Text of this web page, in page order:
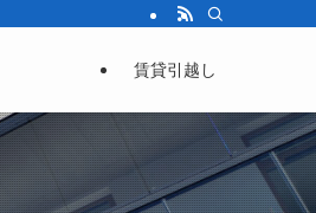
賃貸引越し